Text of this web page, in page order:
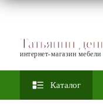
Татьянин
интернет-магазин мебели
Каталог